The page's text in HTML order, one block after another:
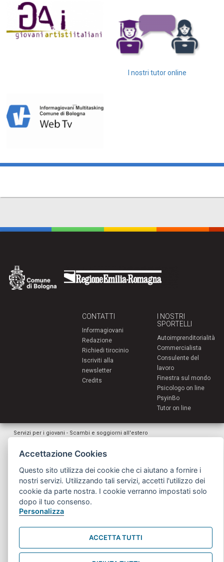
I nostri tutor online
CONTATTI
Informagiovani
Redazione
Richiedi tirocinio
Iscriviti alla
newsletter
Credits
I NOSTRI
SPORTELLI
Autoimprenditorialità
Commercialista
Consulente del
lavoro
Finestra sul mondo
Psicologo on line
PsyinBo
Tutor on line
Servizi per i giovani - Scambi e soggiorni all'estero
Accettazione Cookies
Questo sito utilizza dei cookie che ci aiutano a fornire i
nostri servizi. Utilizzando tali servizi, accetti l'utilizzo dei
cookie da parte nostra. I cookie verranno impostati solo
dopo il tuo consenso.
Personalizza
ACCETTA TUTTI